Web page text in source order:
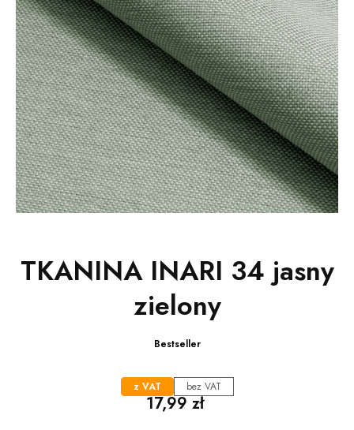
TKANINA INARI 34 jasny
zielony
Bestseller
z VAT bez VAT
Cena
17,99 zł